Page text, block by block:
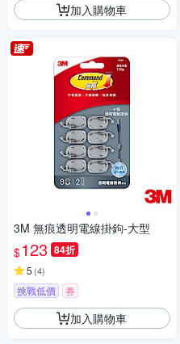
加入購物車
3M 無痕透明電線掛鉤-大型
$123 84折
5 (4)
挑戰低價 券
加入購物車